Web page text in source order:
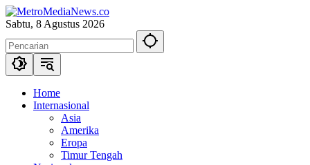
Langsung
ke
Sabtu, 8 Agustus 2026
Home
Internasional
Asia
Amerika
Eropa
Timur Tengah